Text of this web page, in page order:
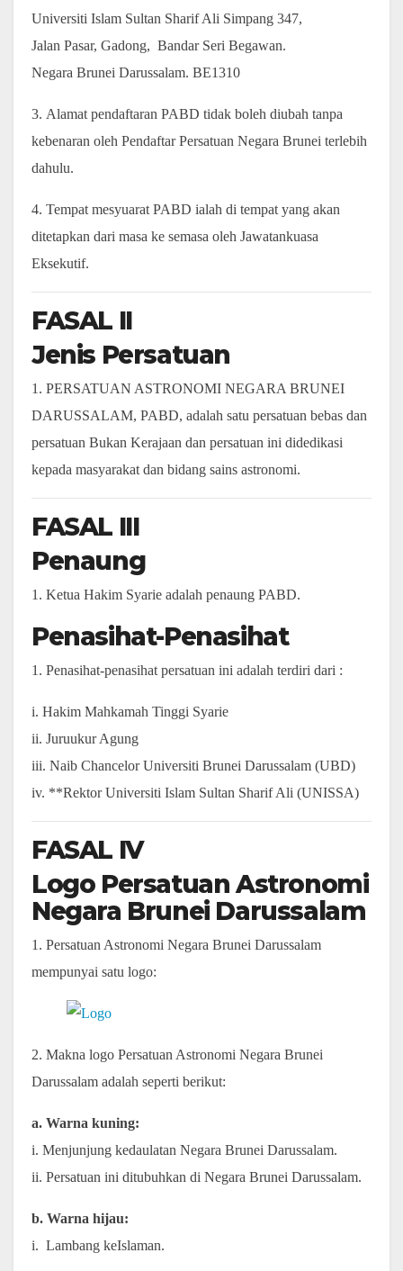
Universiti Islam Sultan Sharif Ali Simpang 347,
Jalan Pasar, Gadong, Bandar Seri Begawan.
Negara Brunei Darussalam. BE1310
3. Alamat pendaftaran PABD tidak boleh diubah tanpa
kebenaran oleh Pendaftar Persatuan Negara Brunei terlebih
dahulu.
4. Tempat mesyuarat PABD ialah di tempat yang akan
ditetapkan dari masa ke semasa oleh Jawatankuasa
Eksekutif.
FASAL II
Jenis Persatuan
1. PERSATUAN ASTRONOMI NEGARA BRUNEI
DARUSSALAM, PABD, adalah satu persatuan bebas dan
persatuan Bukan Kerajaan dan persatuan ini didedikasi
kepada masyarakat dan bidang sains astronomi.
FASAL III
Penaung
1. Ketua Hakim Syarie adalah penaung PABD.
Penasihat-Penasihat
1. Penasihat-penasihat persatuan ini adalah terdiri dari :
i. Hakim Mahkamah Tinggi Syarie
ii. Juruukur Agung
iii. Naib Chancelor Universiti Brunei Darussalam (UBD)
iv. **Rektor Universiti Islam Sultan Sharif Ali (UNISSA)
FASAL IV
Logo Persatuan Astronomi
Negara Brunei Darussalam
1. Persatuan Astronomi Negara Brunei Darussalam
mempunyai satu logo:
2. Makna logo Persatuan Astronomi Negara Brunei
Darussalam adalah seperti berikut:
a. Warna kuning:
i. Menjunjung kedaulatan Negara Brunei Darussalam.
ii. Persatuan ini ditubuhkan di Negara Brunei Darussalam.
b. Warna hijau:
i. Lambang keIslaman.